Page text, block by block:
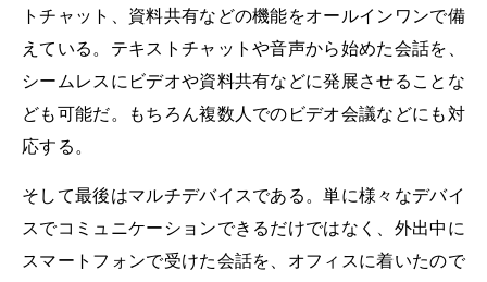
トチャット、資料共有などの機能をオールインワンで備
えている。テキストチャットや音声から始めた会話を、
シームレスにビデオや資料共有などに発展させることな
ども可能だ。もちろん複数人でのビデオ会議などにも対
応する。
そして最後はマルチデバイスである。単に様々なデバイ
スでコミュニケーションできるだけではなく、外出中に
スマートフォンで受けた会話を、オフィスに着いたので